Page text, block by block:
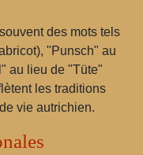
des mots tels
"Punsch" au
au lieu de "Tüte"
les traditions
vie autrichien.